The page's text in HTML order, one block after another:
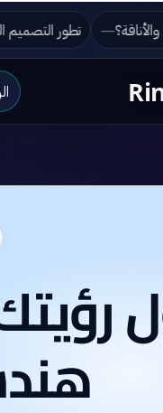
فيلا كلاسيكية في العراق